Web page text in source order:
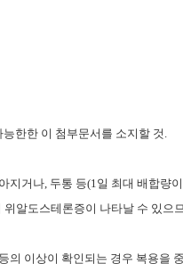
능한한 이 첨부문서를 소지할 것
지거나 두통 등(1 일 최대 배합량
위알도스테론증이 나타날 수 있으
의 이상이 확인되는 경우 복용을